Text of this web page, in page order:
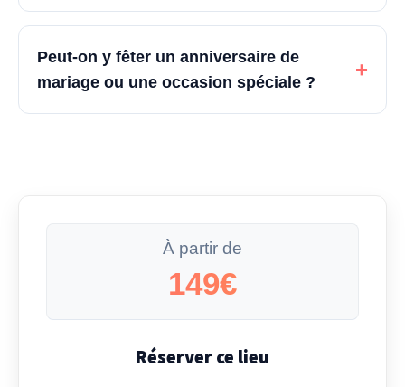
Peut-on y fêter un anniversaire de
mariage ou une occasion spéciale ?
+
À partir de
149€
Réserver ce lieu